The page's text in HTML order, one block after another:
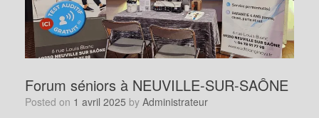
Forum séniors à NEUVILLE-SUR-SAÔNE
Posted on 1 avril 2025 by Administrateur